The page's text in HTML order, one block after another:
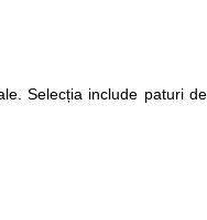
Selecția include paturi de